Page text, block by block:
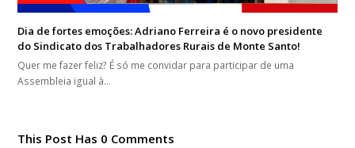
Dia de fortes emoções: Adriano Ferreira é o novo presidente
do Sindicato dos Trabalhadores Rurais de Monte Santo!
Quer me fazer feliz? É só me convidar para participar de uma
Assembleia igual à…
This Post Has 0 Comments